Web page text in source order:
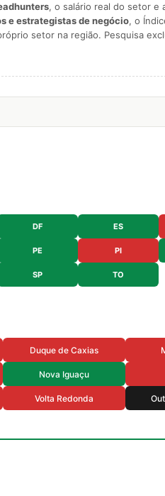
, o salário real do setor e
e estrategistas de negócio, o
setor na região. Pesquisa
DF ES
PE PI
SP TO
Duque de Caxias
Nova Iguaçu
Volta Redonda